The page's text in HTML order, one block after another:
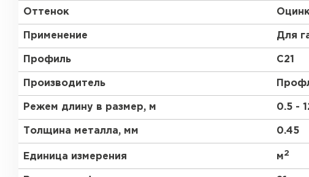
Оттенок
Применение Для
Профиль C21
Производитель
Режем длину в размер, м 0.5 -
Толщина металла, мм 0.45
Единица измерения м2